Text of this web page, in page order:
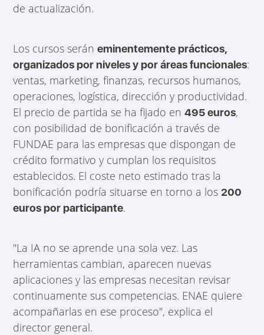
de actualización.
Los cursos seráneminentemente prácticos,
organizados por niveles y por áreas funcionales:
ventas, marketing, finanzas, recursos humanos,
operaciones, logística, dirección y productividad.
El precio de partida se ha fijado en495 euros,
con posibilidad de bonificación a través de
FUNDAE para las empresas que dispongan de
crédito formativo y cumplan los requisitos
establecidos. El coste neto estimado tras la
bonificación podría situarse en torno a los200
euros por participante.
"La IA no se aprende una sola vez. Las
herramientas cambian, aparecen nuevas
aplicaciones y las empresas necesitan revisar
continuamente sus competencias. ENAE quiere
acompañarlas en ese proceso", explica el
director general.